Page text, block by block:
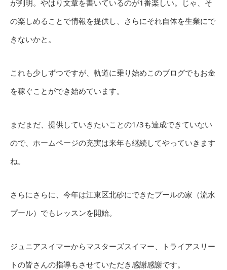
が判明。やはり文章を書いているのが1番楽しい。じゃ、そ
の楽しめることで情報を提供し、さらにそれ自体を生業にで
きないかと。
これも少しずつですが、軌道に乗り始めこのブログでもお金
を稼ぐことができ始めています。
まだまだ、提供していきたいことの1/3も達成できていない
ので、ホームページの充実は来年も継続してやっていきます
ね。
さらにさらに、今年は江東区北砂にできたプールの家（流水
プール）でもレッスンを開始。
ジュニアスイマーからマスターズスイマー、トライアスリー
トの皆さんの指導もさせていただき感謝感謝です。